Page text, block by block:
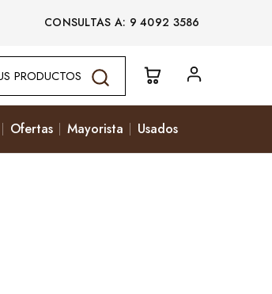
CONSULTAS A: 9 4092 3586
Ofertas Mayorista Usados